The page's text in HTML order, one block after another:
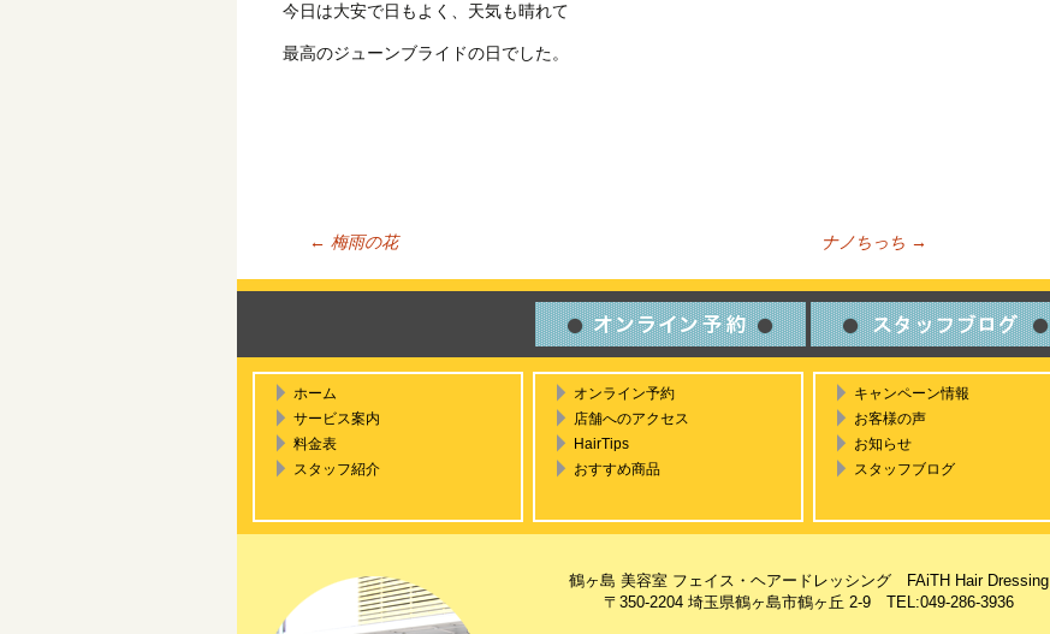
今日は大安で日もよく、天気も晴れて
最高のジューンブライドの日でした。
投稿ナビゲーション
← 梅雨の花 ナノちっち →
ホーム
サービス案内
料金表
スタッフ紹介
オンライン予約
店舗へのアクセス
HairTips
おすすめ商品
キャンペーン情報
お客様の声
お知らせ
スタッフブログ
鶴ヶ島 美容室 フェイス・ヘアードレッシング FAiTH Hair Dressing
〒350-2204 埼玉県鶴ヶ島市鶴ヶ丘 2-9 TEL:049-286-3936